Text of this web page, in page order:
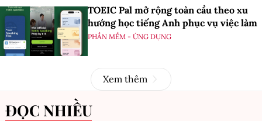
TOEIC Pal mở rộng toàn cầu theo xu
hướng học tiếng Anh phục vụ việc làm
PHẦN MỀM - ỨNG DỤNG
Xem thêm
ĐỌC NHIỀU